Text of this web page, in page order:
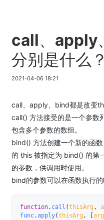
call、apply
分别是什么？
2021-04-06 18:21
call、apply、bind都是改变
call() 方法接受的是一个参数
包含多个参数的数组。
bind() 方法创建一个新的函
的 this 被指定为 bind() 的第
的参数，供调用时使用。
bind的参数可以在函数执行的
function. call (thisArg,
func.apply(thisArg, [